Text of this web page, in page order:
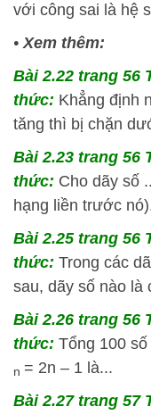
với công sai là hệ
•Xem thêm:
Bài 2.22 trang 56
thức: Khẳng định
tăng thì bị chặn
Bài 2.23 trang 56
thức: Cho dãy số
hạng liền trước
Bài 2.25 trang 56
thức: Trong các
sau, dãy số nào là
Bài 2.26 trang 56
thức: Tổng 100
n = 2n – 1 là...
Bài 2.27 trang 57